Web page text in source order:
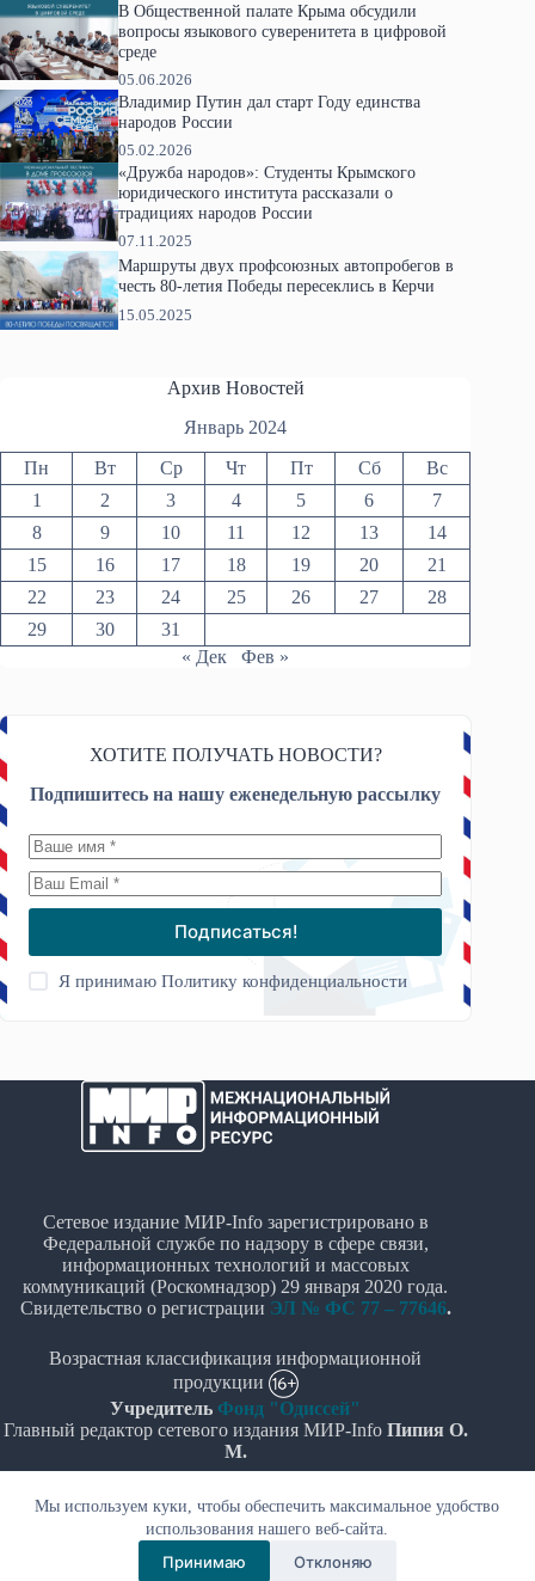
Мы используем куки, чтобы обеспечить максимальное удобство
использования нашего веб-сайта.
Принимаю Отклоняю
В Общественной палате Крыма обсудили
вопросы языкового суверенитета в цифровой
среде
05.06.2026
Владимир Путин дал старт Году единства
народов России
05.02.2026
«Дружба народов»: Студенты Крымского
юридического института рассказали о
традициях народов России
07.11.2025
Маршруты двух профсоюзных автопробегов в
честь 80-летия Победы пересеклись в Керчи
15.05.2025
Архив Новостей
Январь 2024
Пн Вт Ср Чт Пт Сб
Вс
1
2 3 4 5 6
7
8
9 10 11 12 13
14
15
16 17 18 19 20
21
22
23 24 25 26 27
28
29
30
31
« Дек
Фев »
ХОТИТЕ ПОЛУЧАТЬ НОВОСТИ?
Подпишитесь на нашу еженедельную рассылку
Подписаться!
Я принимаюПолитику конфиденциальности
Сетевое издание МИР-Info зарегистрировано в
Федеральной службе по надзору в сфере связи,
информационных технологий и массовых
коммуникаций (Роскомнадзор) 29 января 2020 года.
Свидетельство о регистрации ЭЛ № ФС 77 – 77646.
Возрастная классификация информационной
продукции
Учредитель Фонд "Одиссей"
Главный редактор сетевого издания МИР-Info Пипия О.
М.
Политика в отношении обработки персональных
данных
© Все права защищены 2020-2026г. - "МИР-Info"